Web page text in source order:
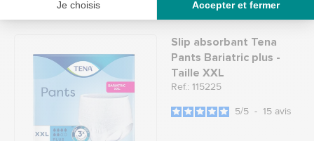
Slip absorbant Tena
Pants Bariatric plus -
Taille XXL
Ref.: 115225
5/5 - 15 avis